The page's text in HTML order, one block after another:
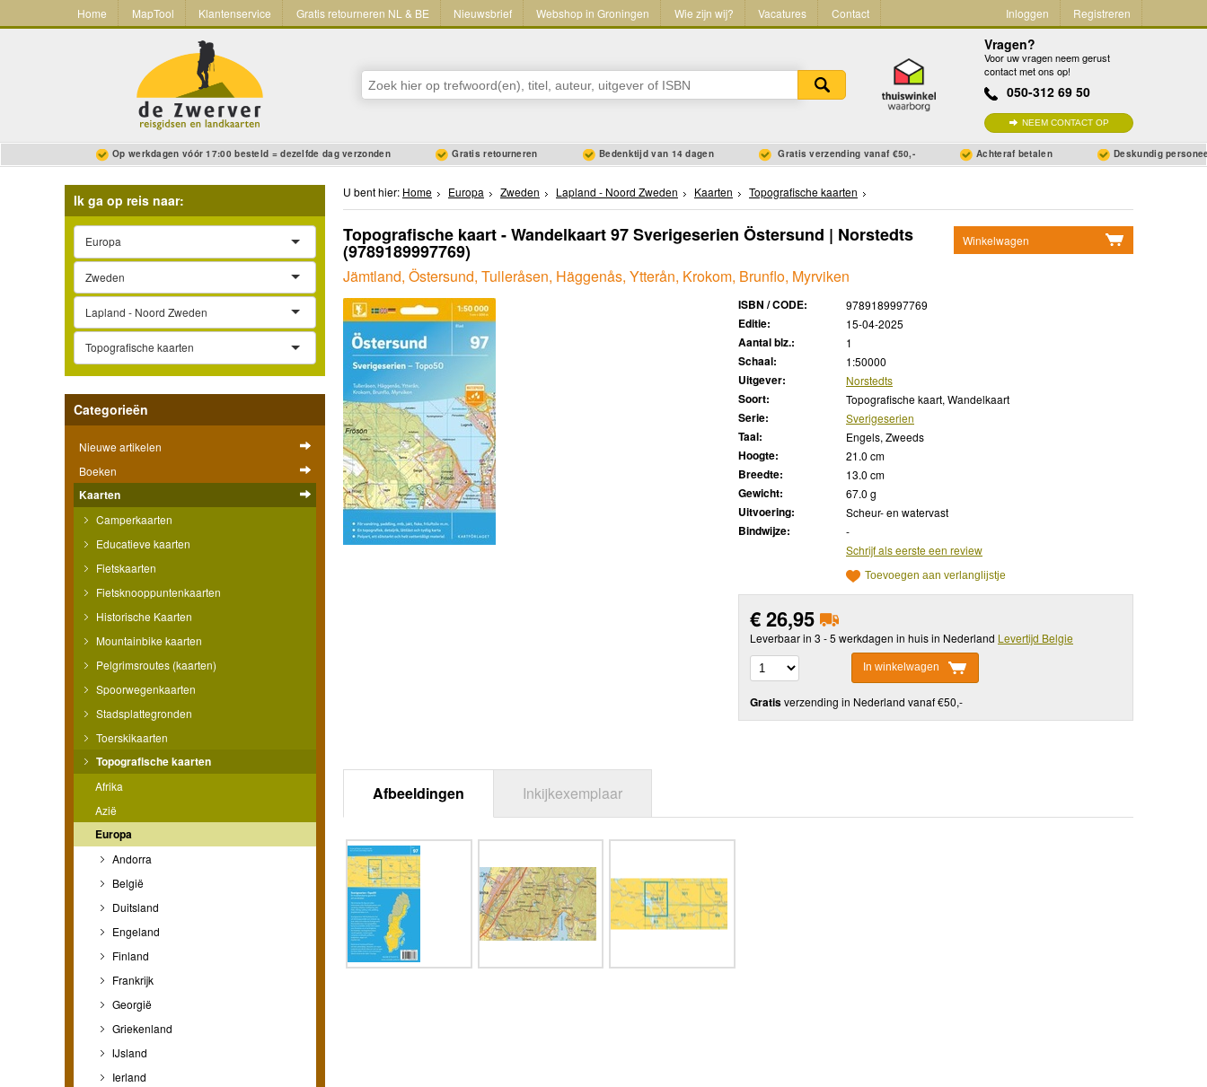
Home MapTool Klantenservice Gratis retourneren NL & BE Nieuwsbrief Webshop in Groningen Wie zijn wij? Vacatures Contact Inloggen Registreren
Vragen?
Voor uw vragen neem gerust
contact met ons op!
050-312 69 50
NEEM CONTACT OP
Op werkdagen vóór 17:00 besteld = dezelfde dag verzonden Gratis retourneren Bedenktijd van 14 dagen Gratis verzending vanaf €50,- Achteraf betalen Deskundig
Ik ga op reis naar:
Europa
Zweden
Lapland - Noord Zweden
Topografische kaarten
Categorieën
Nieuwe artikelen
Boeken
Kaarten
Camperkaarten
Educatieve kaarten
Fietskaarten
Fietsknooppuntenkaarten
Historische Kaarten
Mountainbike kaarten
Pelgrimsroutes (kaarten)
Spoorwegenkaarten
Stadsplattegronden
Toerskikaarten
Topografische kaarten
Afrika
Azië
Europa
Andorra
België
Duitsland
Engeland
Finland
Frankrijk
Georgië
Griekenland
IJsland
Ierland
U bent hier: Home Europa Zweden Lapland - Noord Zweden Kaarten Topografische kaarten
Winkelwagen
Topografische kaart - Wandelkaart 97 Sverigeserien Östersund | Norstedts
(9789189997769)
Jämtland, Östersund, Tulleråsen, Häggenås, Ytterån, Krokom, Brunflo, Myrviken
ISBN / CODE: 9789189997769
Editie: 15-04-2025
Aantal blz.: 1
Schaal: 1:50000
Uitgever: Norstedts
Soort: Topografische kaart, Wandelkaart
Serie: Sverigeserien
Taal: Engels, Zweeds
Hoogte: 21.0 cm
Breedte: 13.0 cm
Gewicht: 67.0 g
Uitvoering: Scheur- en watervast
Bindwijze:
-
Schrijf als eerste een review
Toevoegen aan verlanglijstje
€26,95
Leverbaar in 3 - 5 werkdagen in huis in Nederland Levertijd Belgie
In winkelwagen
Gratisverzending in Nederland vanaf €50,-
Afbeeldingen Inkijkexemplaar